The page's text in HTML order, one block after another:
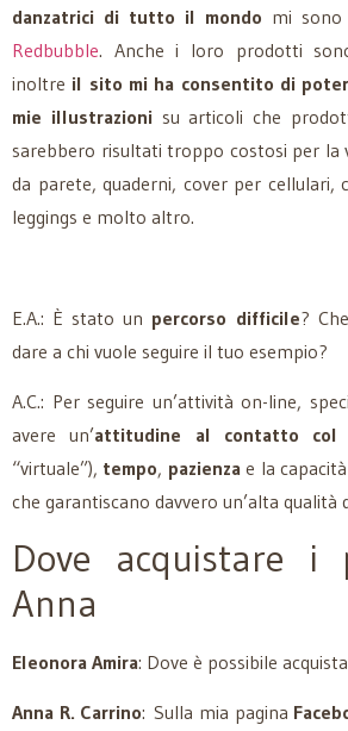
danzatrici di tutto il mondo mi sono
Redbubble. Anche i loro prodotti
inoltre il sito mi ha consentito di poter
mie illustrazioni su articoli che
sarebbero risultati troppo costosi per la
da parete, quaderni, cover per cellulari,
leggings e molto altro.
E.A.: È stato un percorso difficile? Che
dare a chi vuole seguire il tuo esempio?
A.C.: Per seguire un’attività on-line,
avere un’attitudine al contatto col
“virtuale”), tempo, pazienza e la
che garantiscano davvero un’alta qualità
Dove acquistare i
Anna
Eleonora Amira: Dove è possibile
Anna R. Carrino: Sulla mia pagina